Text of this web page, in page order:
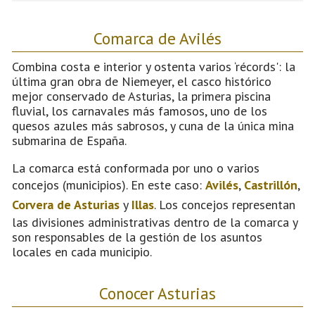
Comarca de Avilés
Combina costa e interior y ostenta varios ‘récords': la
última gran obra de Niemeyer, el casco histórico
mejor conservado de Asturias, la primera piscina
fluvial, los carnavales más famosos, uno de los
quesos azules más sabrosos, y cuna de la única mina
submarina de España.
La comarca está conformada por uno o varios
concejos (municipios). En este caso: Avilés, Castrillón,
Corvera de Asturias y Illas. Los concejos representan
las divisiones administrativas dentro de la comarca y
son responsables de la gestión de los asuntos
locales en cada municipio.
Conocer Asturias